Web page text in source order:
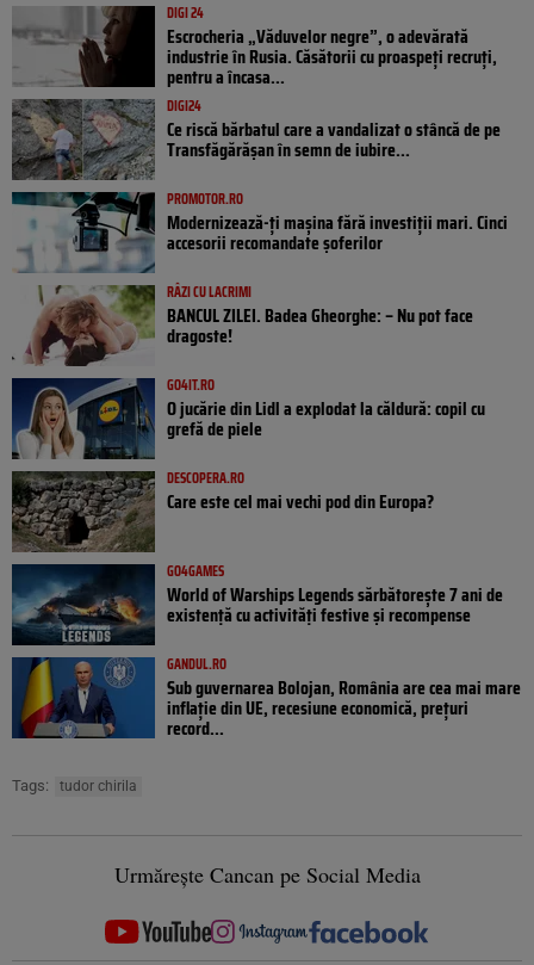
DIGI 24
Escrocheria „Văduvelor negre”, o adevărată
industrie în Rusia. Căsătorii cu proaspeți recruți,
pentru a încasa...
DIGI24
Ce riscă bărbatul care a vandalizat o stâncă de pe
Transfăgărășan în semn de iubire...
PROMOTOR.RO
Modernizează-ți mașina fără investiții mari. Cinci
accesorii recomandate șoferilor
RÂZI CU LACRIMI
BANCUL ZILEI. Badea Gheorghe: – Nu pot face
dragoste!
GO4IT.RO
O jucărie din Lidl a explodat la căldură: copil cu
grefă de piele
DESCOPERA.RO
Care este cel mai vechi pod din Europa?
GO4GAMES
World of Warships Legends sărbătorește 7 ani de
existență cu activități festive și recompense
GANDUL.RO
Sub guvernarea Bolojan, România are cea mai mare
inflație din UE, recesiune economică, prețuri
record...
Tags: tudor chirila
Urmărește Cancan pe Social Media